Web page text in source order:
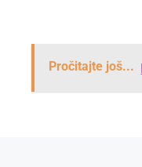
Pročitajte još...